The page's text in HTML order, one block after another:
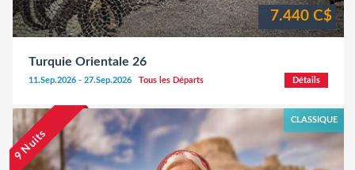
7.440 C$
Turquie Orientale 26
11.Sep.2026 - 27.Sep.2026 Tous les Départs Détails
9 Nuits
CLASSIQUE